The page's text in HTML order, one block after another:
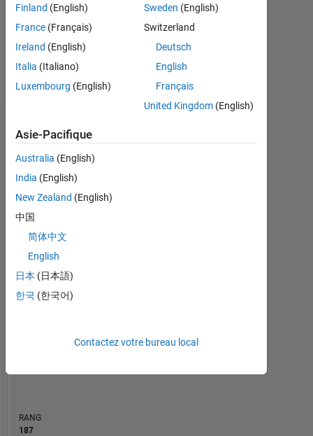
Ing.
Mechanical
Interests:
Robotics
Tableau de bord
Statistiques
MATLAB Answers
CONTRIBUTIONS L
1
RANG
187
Finland (English)
France (Français)
Ireland (English)
Italia (Italiano)
Luxembourg (English)
Sweden (English)
Switzerland
Deutsch
English
Français
United Kingdom(English)
Asie-Pacifique
Australia (English)
India (English)
New Zealand (English)
中国
简体中文
English
日本 (日本語)
한국 (한국어)
Contactez votre bureau local